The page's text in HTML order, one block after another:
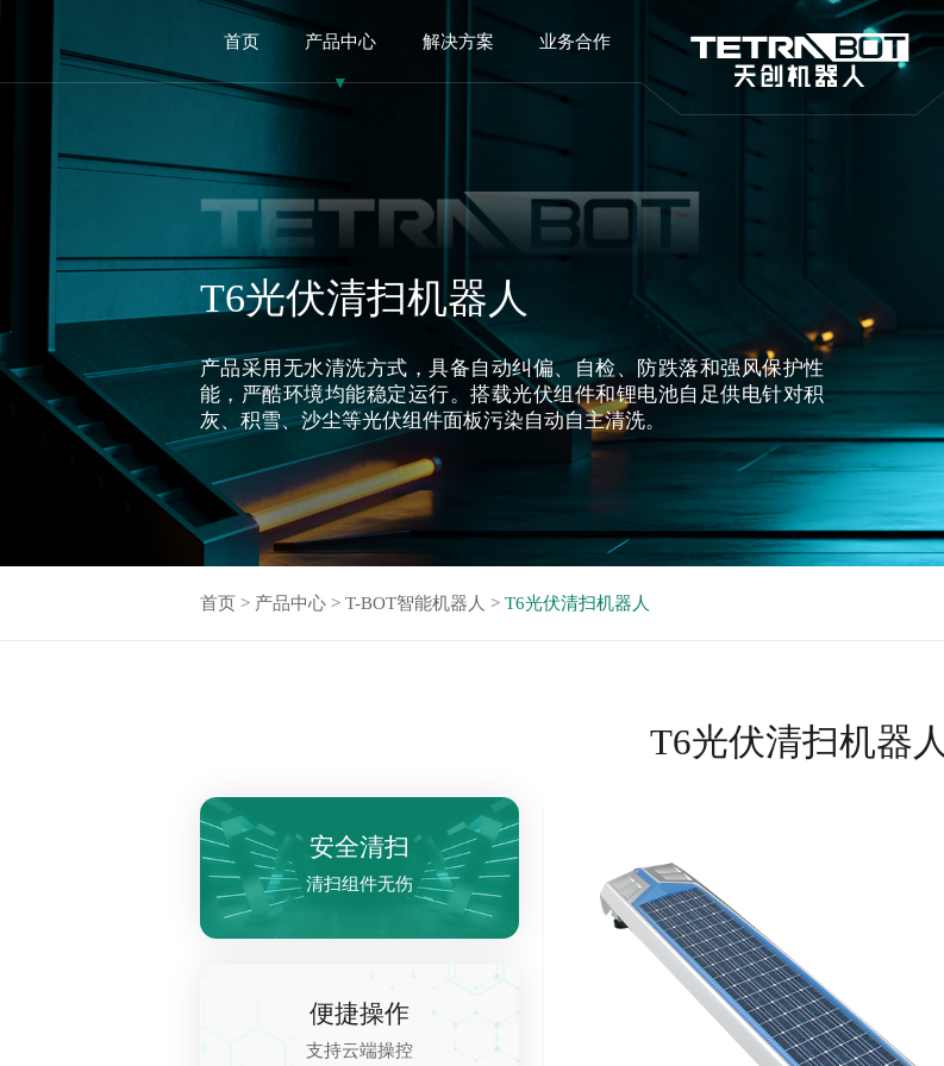
首页 产品中心 解决方案 业务合作
T6光伏清扫机器人
产品采用无水清洗方式，具备自动纠偏、自检、防跌落和强风保护性
能，严酷环境均能稳定运行。搭载光伏组件和锂电池自足供电针对积
首页 > 产品中心 > T-BOT智能机器人 > T6光伏清扫机器人
T6光伏清扫机器人
安全清扫
清扫组件无伤
便捷操作
支持云端操控